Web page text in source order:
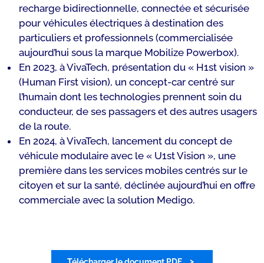
recharge bidirectionnelle, connectée et sécurisée
pour véhicules électriques à destination des
particuliers et professionnels (commercialisée
aujourd’hui sous la marque Mobilize Powerbox).
En 2023, à VivaTech, présentation du « H1st vision »
(Human First vision), un concept-car centré sur
l’humain dont les technologies prennent soin du
conducteur, de ses passagers et des autres usagers
de la route.
En 2024, à VivaTech, lancement du concept de
véhicule modulaire avec le « U1st Vision », une
première dans les services mobiles centrés sur le
citoyen et sur la santé, déclinée aujourd’hui en offre
commerciale avec la solution Medigo.